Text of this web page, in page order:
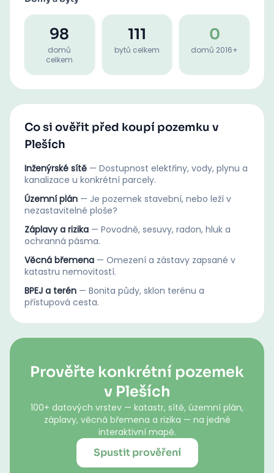
98
domů
celkem
111
bytů celkem
0
domů 2016+
Co si ověřit před koupí pozemku v
Pleších
Inženýrské sítě — Dostupnost elektřiny, vody, plynu a
kanalizace u konkrétní parcely.
Územní plán — Je pozemek stavební, nebo leží v
nezastavitelné ploše?
Záplavy a rizika — Povodně, sesuvy, radon, hluk a
ochranná pásma.
Věcná břemena — Omezení a zástavy zapsané v
katastru nemovitostí.
BPEJ a terén — Bonita půdy, sklon terénu a
přístupová cesta.
Prověřte konkrétní pozemek
v Pleších
100+ datových vrstev — katastr, sítě, územní plán,
záplavy, věcná břemena a rizika — na jedné
interaktivní mapě.
Spustit prověření